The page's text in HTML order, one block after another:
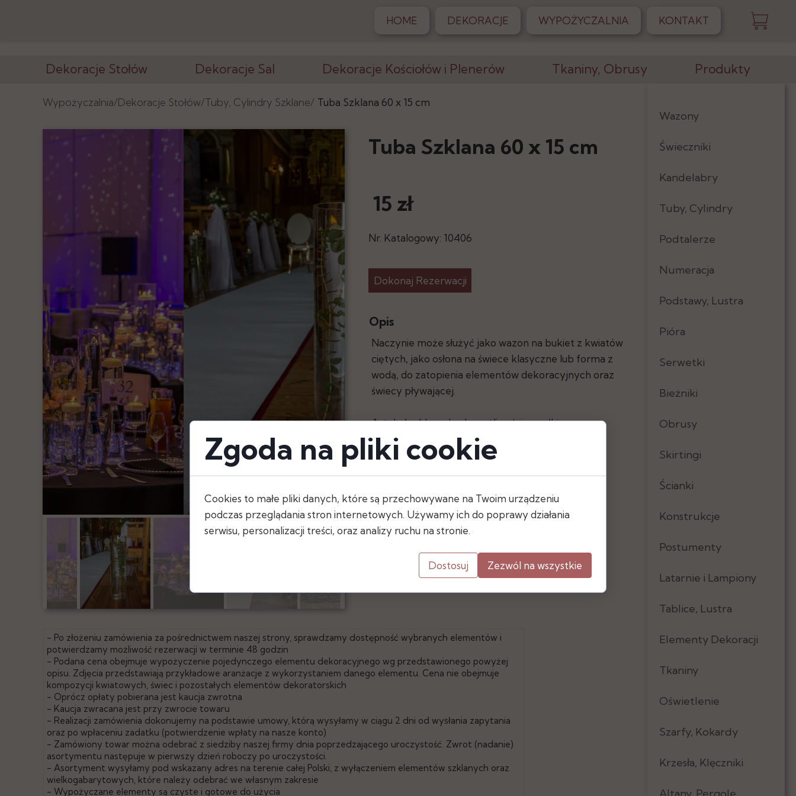
Dekoracje Stołów
Wazony i Stojaki
Kandelabry
Tuby, Cylindry
Podtalerze
Numeracja, Ramki
Podstawy, Lustra
Pióra
Serwetki
Bieżniki
Obrusy
Skirtingi
Dekoracje Sal
Ścianki, Tła
Postumenty
Latarnie, Lampiony
Tablice, Lustra
Elementy Dekoracji
Tkaniny
Oświetlenie
Dekoracje Kościołów i Plenerów
Krzesła, Klęczniki
Postumenty
Stojaki, Wazony
Elementy Dekoracji
Tkaniny, Obrusy
Serwetki
Produkty
Wazony
Świeczniki
Kandelabry
Tuby, Cylindry
Podtalerze
Numeracja
Podstawy, Lustra
Pióra
Serwetki
Bieżniki
Obrusy
Skirtingi
Ścianki
Konstrukcje
Postumenty
Latarnie i Lampiony
Tablice, Lustra
Elementy Dekoracji
Tkaniny
Oświetlenie
Szarfy, Kokardy
Krzesła, Klęczniki
Tuba Szklana 60 x 15 cm
Tuby, Cylindry Szklane/
Dekoracje Stołów/
Wypożyczalnia/
HOME DEKORACJE WYPOŻYCZALNIA KONTAKT
Tuba Szklana 60 x 15 cm
15 zł
Nr. Katalogowy: 10406
Dokonaj Rezerwacji
- Po złożeniu zamówienia za pośrednictwem naszej strony, sprawdzamy dostępność wybranych elementów i
potwierdzamy możliwość rezerwacji w terminie 48 godzin
- Podana cena obejmuje wypożyczenie pojedynczego elementu dekoracyjnego wg przedstawionego powyżej
opisu. Zdjęcia przedstawiają przykładowe aranżacje z wykorzystaniem danego elementu. Cena nie obejmuje
kompozycji kwiatowych, świec i pozostałych elementów dekoratorskich
- Oprócz opłaty pobierana jest kaucja zwrotna
- Kaucja zwracana jest przy zwrocie towaru
- Realizacji zamówienia dokonujemy na podstawie umowy, którą wysyłamy w ciągu 2 dni od wysłania zapytania
oraz po wpłaceniu zadatku (potwierdzenie wpłaty na nasze konto)
- Zamówiony towar można odebrać z siedziby naszej firmy dnia poprzedzającego uroczystość. Zwrot (nadanie)
asortymentu następuje w pierwszy dzień roboczy po uroczystości.
- Asortyment wysyłamy pod wskazany adres na terenie całej Polski, z wyłączeniem elementów szklanych oraz
wielkogabarytowych, które należy odebrać we własnym zakresie
- Wypożyczane elementy są czyste i gotowe do użycia
Opis
Naczynie może służyć jako wazon na bukiet z kwiatów
ciętych, jako osłona na świece klasyczne lub forma z
wodą, do zatopienia elementów dekoracyjnych oraz
świecy pływającej.
Artykuł szklany, brak możliwości wysyłki.
Dostępna ilość: 19 szt.
Wymiary
- wysokość: 60 cm
- średnica: 15 cm
Zgoda na pliki cookie
Cookies to małe pliki danych, które są przechowywane na Twoim urządzeniu
podczas przeglądania stron internetowych. Używamy ich do poprawy działania
serwisu, personalizacji treści, oraz analizy ruchu na stronie.
Dostosuj Zezwól na wszystkie